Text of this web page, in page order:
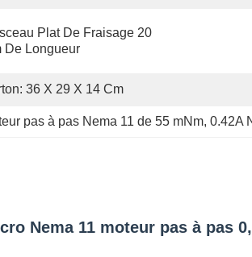
Plat De Fraisage 20
De Longueur
36 X 29 X 14 Cm
pas à pas Nema 11 de 55 mNm, 0.42A
Nema 11 moteur pas à pas